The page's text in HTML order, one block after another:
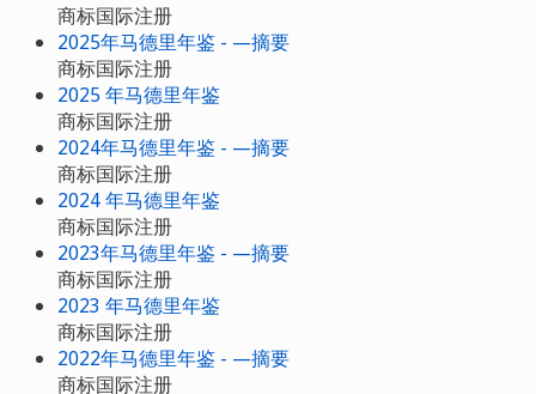
商标国际注册
2025年马德里年鉴 - —摘要
商标国际注册
2025 年马德里年鉴
商标国际注册
2024年马德里年鉴 - —摘要
商标国际注册
2024 年马德里年鉴
商标国际注册
2023年马德里年鉴 - —摘要
商标国际注册
2023 年马德里年鉴
商标国际注册
2022年马德里年鉴 - —摘要
商标国际注册